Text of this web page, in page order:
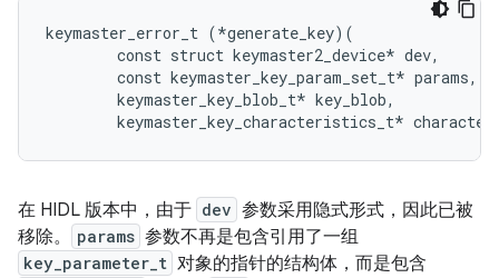
keymaster_error_t (*generate_key)(
        const struct keymaster2_device* dev,
        const keymaster_key_param_set_t* params,
        keymaster_key_blob_t* key_blob,
在 HIDL 版本中，由于 dev 参数采用隐式形式，因此已被
移除。
params 参数不再是包含引用了一组
key_parameter_t 对象的指针的结构体，而是包含